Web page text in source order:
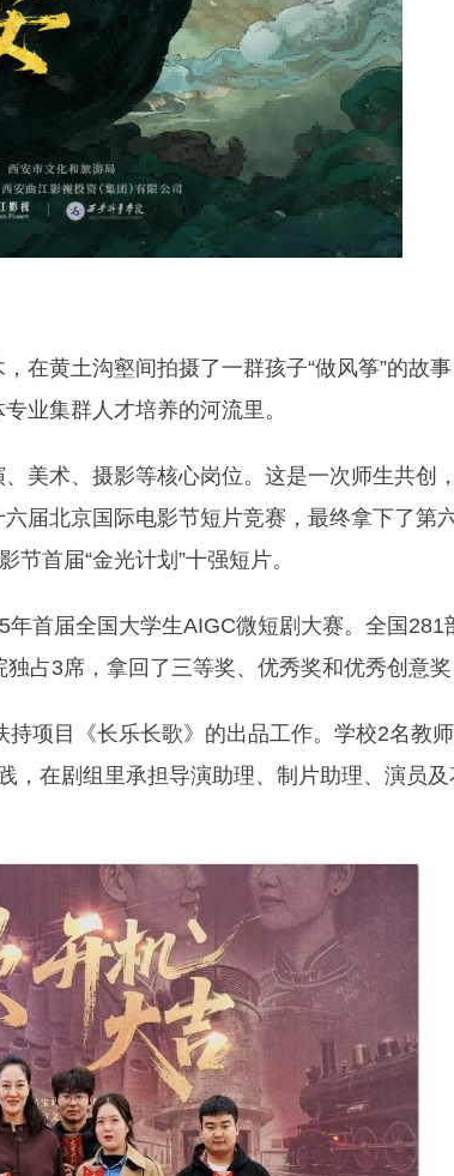
在黄土沟壑间拍摄了一群孩子“做风筝”的故事
业集群人才培养的河流里。
美术、摄影等核心岗位。这是一次师生共创，
届北京国际电影节短片竞赛，最终拿下了第
首届“金光计划”十强短片。
首届全国大学生AIGC微短剧大赛。全国281
占3席，拿回了三等奖、优秀奖和优秀创意奖
项目《长乐长歌》的出品工作。学校2名教师
，在剧组里承担导演助理、制片助理、演员及